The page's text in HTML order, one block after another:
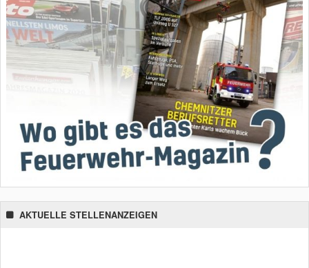
AKTUELLE STELLENANZEIGEN